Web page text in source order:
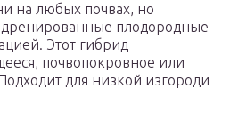
на любых почвах, но
плодородные
Этот гибрид
почвопокровное или
для низкой изгороди